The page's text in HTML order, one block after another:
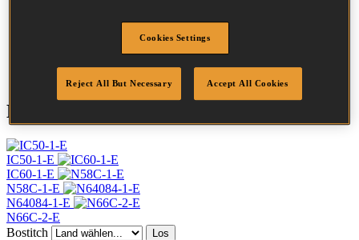
Ring
Kompatible Werkzeuge
IC50-1-E
IC60-1-E
N58C-1-E
N64084-1-E
N66C-2-E
Bostitch
Los
Cookies Settings
Reject All But Necessary Accept All Cookies